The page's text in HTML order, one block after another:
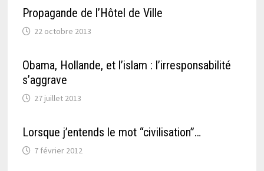
Propagande de l’Hôtel de Ville
22 octobre 2013
Obama, Hollande, et l’islam : l’irresponsabilité
s’aggrave
27 juillet 2013
Lorsque j’entends le mot “civilisation”…
7 février 2012